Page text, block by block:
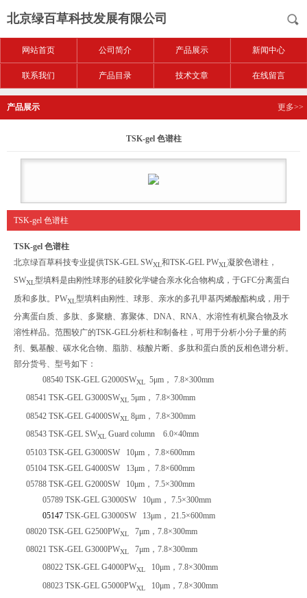
北京绿百草科技发展有限公司
网站首页 公司简介 产品展示 新闻中心
联系我们 产品目录 技术文章 在线留言
产品展示 更多>>
TSK-gel 色谱柱
TSK-gel 色谱柱
TSK-gel 色谱柱
北京绿百草科技专业提供TSK-GEL SWXL和TSK-GEL PWXL凝胶色谱柱，
SWXL型填料是由刚性球形的硅胶化学键合亲水化合物构成，于GFC分离蛋白
质和多肽。PWXL型填料由刚性、球形、亲水的多孔甲基丙烯酸酯构成，用于
分离蛋白质、多肽、多聚糖、寡聚体、DNA、RNA、水溶性有机聚合物及水
溶性样品。范围较广的TSK-GEL分析柱和制备柱，可用于分析小分子量的药
剂、氨基酸、碳水化合物、脂肪、核酸片断、多肽和蛋白质的反相色谱分析。
部分货号、型号如下：
08540 TSK-GEL G2000SWXL 5μm， 7.8×300mm
08541 TSK-GEL G3000SWXL 5μm， 7.8×300mm
08542 TSK-GEL G4000SWXL 8μm， 7.8×300mm
08543 TSK-GEL SWXL Guard column
6.0×40mm
05103 TSK-GEL G3000SW 10μm ， 7.8×600mm
05104 TSK-GEL G4000SW 13μm ， 7.8×600mm
05788 TSK-GEL G2000SW 10μm ， 7.5×300mm
05789 TSK-GEL G3000SW 10μm ， 7.5×300mm
05147 TSK-GEL G3000SW 13μm ， 21.5×600mm
08020 TSK-GEL G2500PWXL 7μm ，7.8×300mm
08021 TSK-GEL G3000PWXL 7μm ，7.8×300mm
08022 TSK-GEL G4000PWXL 10μm ，7.8×300mm
08023 TSK-GEL G5000PWXL 10μm ，7.8×300mm